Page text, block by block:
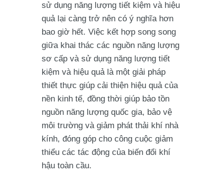
sử dụng năng lượng tiết kiệm và hiệu
quả lại càng trở nên có ý nghĩa hơn
bao giờ hết. Việc kết hợp song song
giữa khai thác các nguồn năng lượng
sơ cấp và sử dụng năng lượng tiết
kiệm và hiệu quả là một giải pháp
thiết thực giúp cải thiện hiệu quả của
nền kinh tế, đồng thời giúp bảo tồn
nguồn năng lượng quốc gia, bảo vệ
môi trường và giảm phát thải khí nhà
kính, đóng góp cho công cuộc giảm
thiểu các tác động của biến đổi khí
hậu toàn cầu.